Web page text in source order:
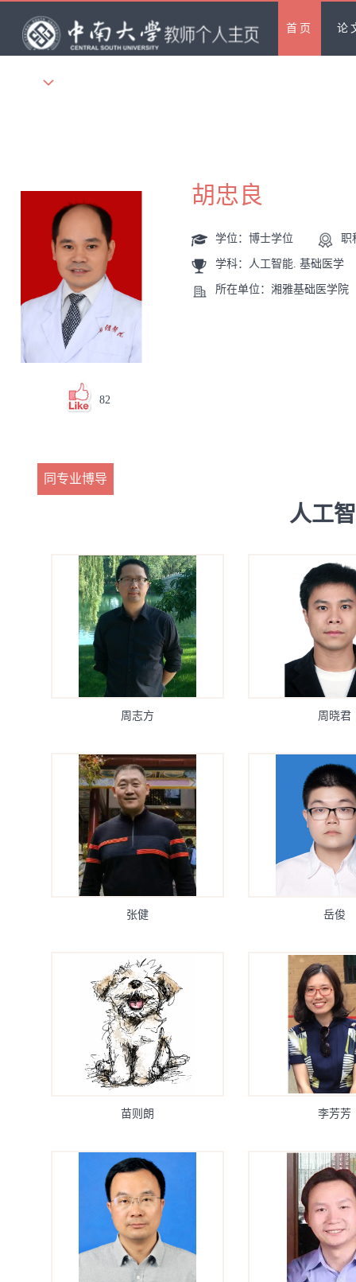
首页 论
82
胡忠良
学位：博士学位 职
学科：人工智能. 基础医学
所在单位：湘雅基础医学院
同专业博导
人工
周志方 周晓君
张健 岳俊
苗则朗 李芳芳